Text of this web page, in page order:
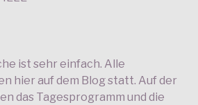
ist sehr einfach. Alle
hier auf dem Blog statt. Auf der
das Tagesprogramm und die